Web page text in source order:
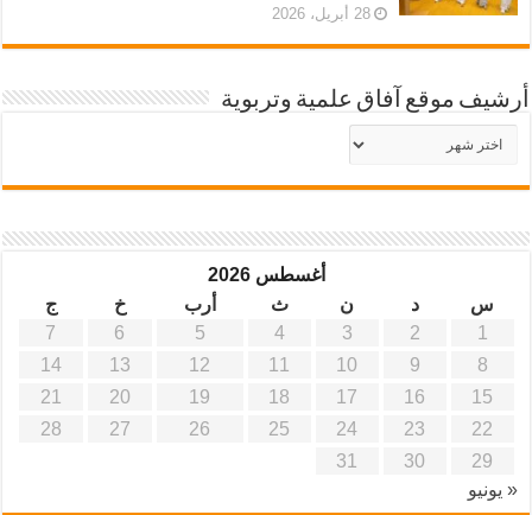
28 أبريل، 2026
أرشيف موقع آفاق علمية وتربوية
أرشيف
موقع
أغسطس 2026
س
د ن ث أرب خ
ج
1
2
3
4
5
6
7
8
9
10
11
12
13
14
15
16
17
18
19
20
21
22
23
24
25
26
27
28
29
30
31
« يونيو